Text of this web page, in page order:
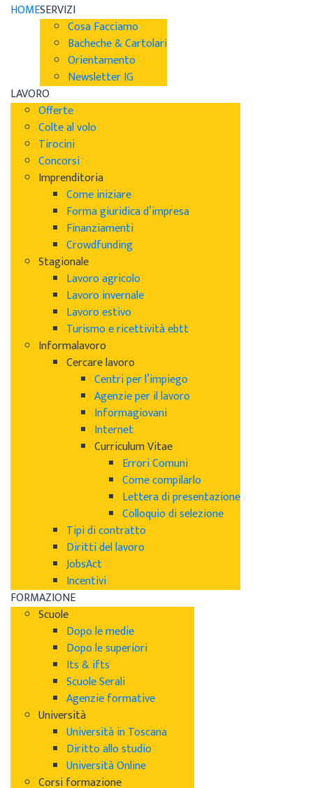
HOMESERVIZI
Cosa Facciamo
Bacheche & Cartolari
Orientamento
Newsletter IG
LAVORO
Offerte
Colte al volo
Tirocini
Concorsi
Imprenditoria
Come iniziare
Forma giuridica d’impresa
Finanziamenti
Crowdfunding
Stagionale
Lavoro agricolo
Lavoro invernale
Lavoro estivo
Turismo e ricettività ebtt
Informalavoro
Cercare lavoro
Centri per l’impiego
Agenzie per il lavoro
Informagiovani
Internet
Curriculum Vitae
Errori Comuni
Come compilarlo
Lettera di presentazione
Colloquio di selezione
Tipi di contratto
Diritti del lavoro
JobsAct
Incentivi
FORMAZIONE
Scuole
Dopo le medie
Dopo le superiori
Its & ifts
Scuole Serali
Agenzie formative
Università
Università in Toscana
Diritto allo studio
Università Online
Corsi formazione